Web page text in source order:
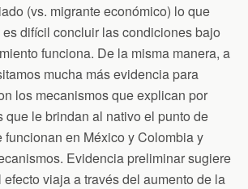
(vs. migrante económico) lo que
difícil concluir las condiciones bajo
funciona. De la misma manera, a
mucha más evidencia para
los mecanismos que explican por
que le brindan al nativo el punto de
funcionan en México y Colombia y
Evidencia preliminar sugiere
viaja a través del aumento de la